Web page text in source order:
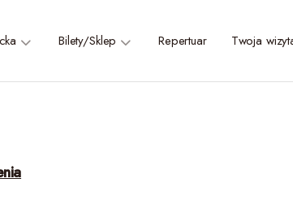
Bilety/Sklep Repertuar Twoja